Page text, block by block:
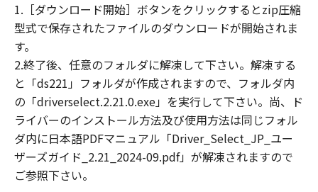
甲およびCanon Production Printing
Netherlands B.V.は、乙に対し本ソフトウエア
第3条（使用許諾条件）
乙は本ソフトウエア製品の全部又は一部をコン
ピュータにインストールし、本ソフトウエア製
品を使用することが出来ます。
乙は、本ソフトウエア製品を日本国内において
のみ使用できます。
乙は本ソフトウエア製品を、キヤノンプロダク
1.［ダウンロード開始］ボタンをクリックするとzip圧縮
型式で保存されたファイルのダウンロードが開始されま
す。
2.終了後、任意のフォルダに解凍して下さい。解凍する
と「ds221」フォルダが作成されますので、フォルダ内
の「driverselect.2.21.0.exe」を実行して下さい。尚、ド
ライバーのインストール方法及び使用方法は同じフォル
ダ内に日本語PDFマニュアル「Driver_Select_JP_ユー
ザーズガイド_2.21_2024-09.pdf」が解凍されますので
ご参照下さい。